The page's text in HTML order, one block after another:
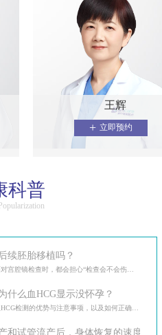
王辉
+ 立即预约
科普
续胚胎移植吗？
什么血HCG显示没怀孕？
和试管流产后，身体恢复的速度和